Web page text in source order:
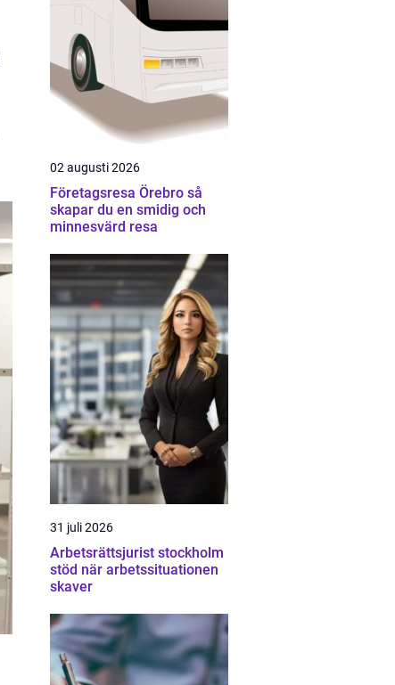
02 augusti 2026
Företagsresa Örebro så
skapar du en smidig och
minnesvärd resa
31 juli 2026
Arbetsrättsjurist stockholm
stöd när arbetssituationen
skaver